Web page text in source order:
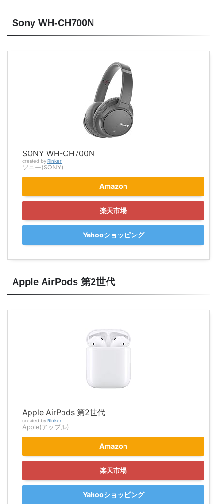
Sony WH-CH700N
SONY WH-CH700N
created by Rinker
ソニー(SONY)
Amazon
楽天市場
Yahooショッピング
Apple AirPods 第2世代
Apple AirPods 第2世代
created by Rinker
Apple(アップル)
Amazon
楽天市場
Yahooショッピング